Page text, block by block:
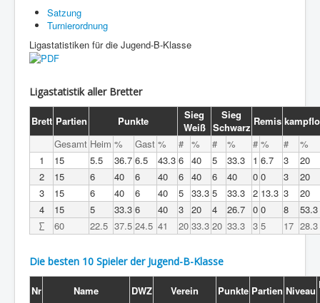
Satzung
Turnierordnung
Ligastatistiken für die Jugend-B-Klasse
Ligastatistik aller Bretter
Brett Partien Punkte
Sieg
Weiß
Sieg
Schwarz Remis
Gesamt Heim % Gast % # % # % # % #
%
1
15 5.5 36.7 6.5 43.3 6 40 5 33.3 1 6.7 3
20
2
15 6 40 6 40 6 40 6 40 0 0 3
20
3
15 6 40 6 40 5 33.3 5 33.3 2 13.3 3
20
4
15 5 33.3 6 40 3 20 4 26.7 0 0 8
53.3
∑
60 22.5 37.5 24.5 41 20 33.3 20 33.3 3 5 17 28.3
Die besten 10 Spieler der Jugend-B-Klasse
Nr Name DWZ Verein Punkte Partien Niveau